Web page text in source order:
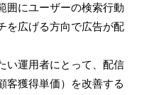
囲にユーザーの検索行動
を広げる方向で広告が配
い運用者にとって、配信
客獲得単価）を改善する